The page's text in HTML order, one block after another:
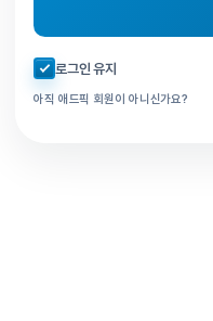
자동로그인 체크
로그인 유지
아직 애드픽 회원이 아니신가요?